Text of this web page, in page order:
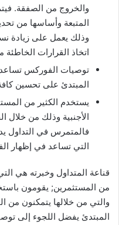
والخروج من الصفقة.
المتبعة وأساسها من
وذلك يعمل على زيادة
اتخاذ القرارات
توصيات الفوركس تساعد
المبتدئ على تحسين
يستخدم الكثير من
الأجنبية وذلك من خلال
فالمتمرس في التداول
التي تساعد في إظهار
قناعة المتداول وخبرته هي
من المستثمرين; يقومون
والتي من خلالها يتمكنون من
المبتدئ يفضل اللجوء إلى